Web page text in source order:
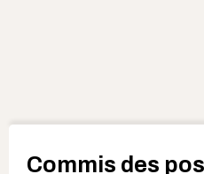
Commis des